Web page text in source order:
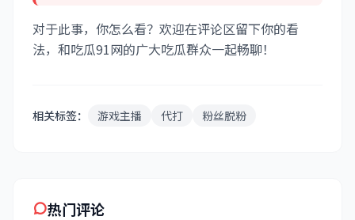
对于此事，你怎么看？欢迎在评论区留下你的看
法，和吃瓜91网的广大吃瓜群众一起畅聊！
相关标签： 游戏主播 代打 粉丝脱粉
热门评论